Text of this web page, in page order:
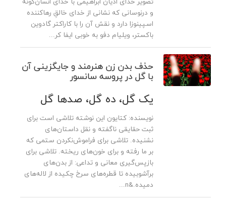
و درنوسانی که نشانی از خدای خالقِ رهاکننده
اسپینوزا دارد و نقش آن را با کاراکتر گادوین
باکستر، ویلیام دفو به خوبی ایفا کر...
حذف بدن زن هنرمند و جایگزینی آن
با گل در پروسه سانسور
یک گل، ده گل، صدها گل
نویسنده: کتایون این نوشته تلاشی است برای
ثبت حقایقی ناگفته و نقل داستان‌های
نشنیده. تلاشی برای فراموش‌نکردن ستمی که
بر ما رفته و برای خون‌های ریخته. تلاشی برای
بازپس‌گیری معانی و تداعی‌: از بدن‌های
برآشوبیده تا قطره‌های سرخ چکیده از لاله‌های
دمیده.&n...